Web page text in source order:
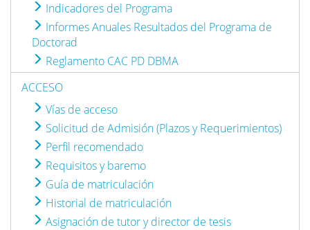
Indicadores del Programa
Informes Anuales Resultados del Programa de
Doctorad
Reglamento CAC PD DBMA
ACCESO
Vías de acceso
Solicitud de Admisión (Plazos y Requerimientos)
Perfil recomendado
Requisitos y baremo
Guía de matriculación
Historial de matriculación
Asignación de tutor y director de tesis